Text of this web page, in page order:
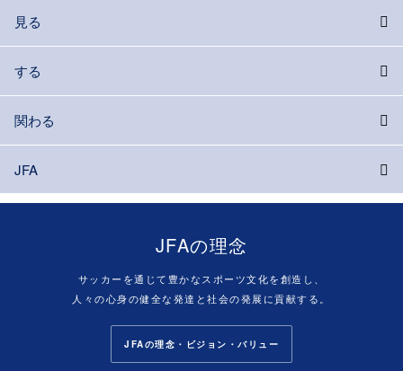
見る
する
関わる
JFA
JFAの理念
サッカーを通じて豊かなスポーツ文化を創造し、
人々の心身の健全な発達と社会の発展に貢献する。
JFAの理念・ビジョン・バリュー